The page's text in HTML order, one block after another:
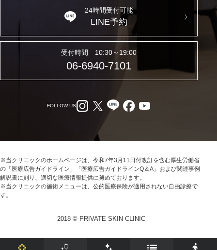
24時間受付可能
LINE予約
受付時間 10:30～19:00
06-6940-7101
FOLLOW US
※当クリニックのホームページは、令和7年3月11日付改訂を含む厚生労働省
の「医療広告ガイドライン」「医療広告ガイドラインQ＆A」および関連事例
解説書に則り、適切な医療情報提供に努めております。
※当クリニックの施術メニューは、公的医療保険が適用されない自由診療で
す。
2018 © PRIVATE SKIN CLINIC